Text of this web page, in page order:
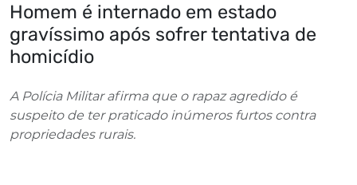
Homem é internado em estado
gravíssimo após sofrer tentativa de
homicídio
A Polícia Militar afirma que o rapaz agredido é
suspeito de ter praticado inúmeros furtos contra
propriedades rurais.